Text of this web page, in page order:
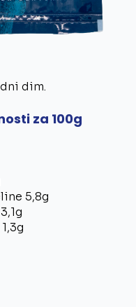
dim.
za 100g
5,8g